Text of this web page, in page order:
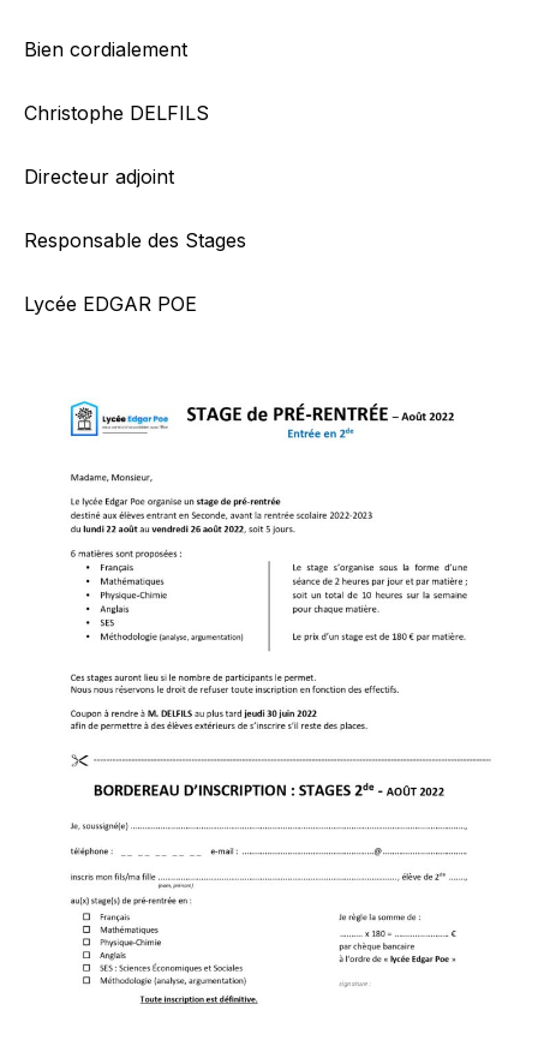
Bien cordialement
Christophe DELFILS
Directeur adjoint
Responsable des Stages
Lycée EDGAR POE